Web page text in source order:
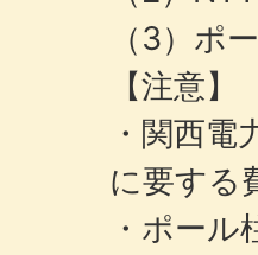
（3）ポ
【注意】
・関西
に要する
・ポー